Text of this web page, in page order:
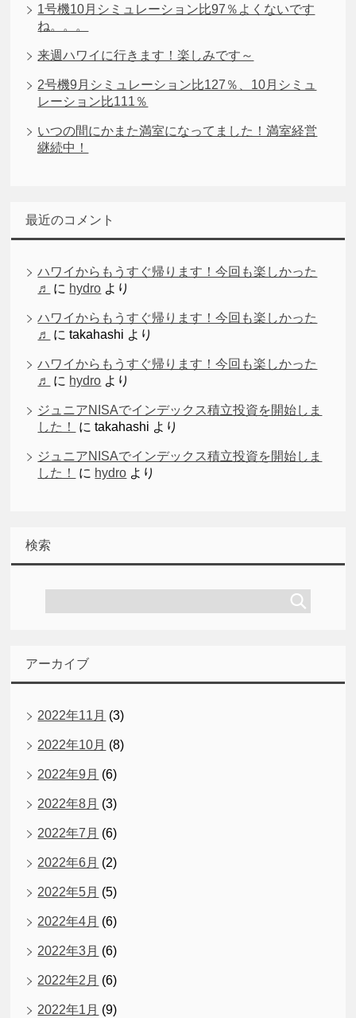
1号機10月シミュレーション比97％よくないです
ね。。。
来週ハワイに行きます！楽しみです～
2号機9月シミュレーション比127％、10月シミュ
レーション比111％
いつの間にかまた満室になってました！満室経営
継続中！
最近のコメント
ハワイからもうすぐ帰ります！今回も楽しかった
♬
に hydro より
ハワイからもうすぐ帰ります！今回も楽しかった
♬
にtakahashi より
ハワイからもうすぐ帰ります！今回も楽しかった
♬
に hydro より
ジュニアNISAでインデックス積立投資を開始しま
した！
にtakahashi より
ジュニアNISAでインデックス積立投資を開始しま
した！
に hydro より
検索
アーカイブ
2022年11月 (3)
2022年10月 (8)
2022年9月 (6)
2022年8月 (3)
2022年7月 (6)
2022年6月 (2)
2022年5月 (5)
2022年4月 (6)
2022年3月 (6)
2022年2月 (6)
2022年1月 (9)